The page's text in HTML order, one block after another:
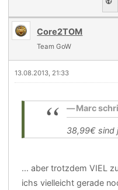
Core2TOM
Team GoW
13.08.2013, 21:33
Marc
38,99€ sind
... aber trotzdem VIEL
ichs vielleicht gerade